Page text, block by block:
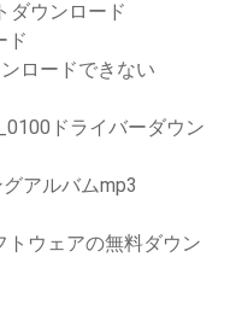
ダウンロード
ド
ロードできない
ドライバーダウン
アルバムmp3
トウェアの無料ダウン